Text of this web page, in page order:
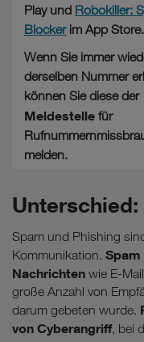
Play und Robokiller:
Blockerim App Store.
Wenn Sie immer
derselben Nummer
können Sie diese der
Meldestelle für
melden.
Unterschied:
Spam und Phishing
Kommunikation. Spam
Nachrichten wie E-
große Anzahl von
darum gebeten wurde.
von Cyberangriff, bei